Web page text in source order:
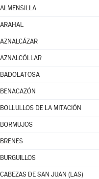
ALMENSILLA
ARAHAL
AZNALCÁZAR
AZNALCÓLLAR
BADOLATOSA
BENACAZÓN
BOLLULLOS DE LA MITACIÓN
BORMUJOS
BRENES
BURGUILLOS
CABEZAS DE SAN JUAN (LAS)